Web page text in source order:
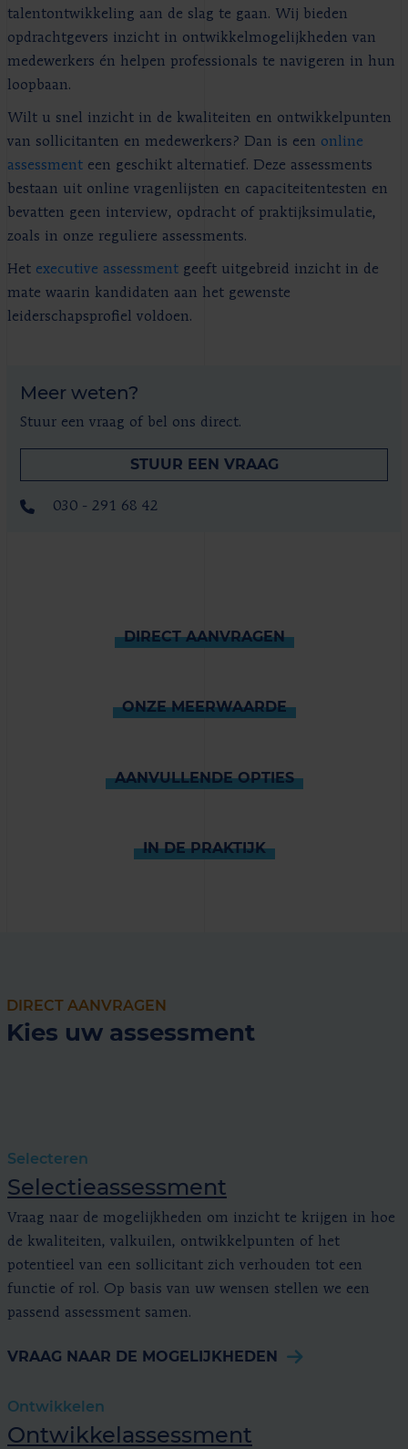
talentontwikkeling aan de slag te gaan. Wij bieden
opdrachtgevers inzicht in ontwikkelmogelijkheden van
medewerkers én helpen professionals te navigeren in hun
loopbaan.
Wilt u snel inzicht in de kwaliteiten en ontwikkelpunten
van sollicitanten en medewerkers? Dan is een online
assessment een geschikt alternatief. Deze assessments
bestaan uit online vragenlijsten en capaciteitentesten en
bevatten geen interview, opdracht of praktijksimulatie,
zoals in onze reguliere assessments.
Het executive assessment geeft uitgebreid inzicht in de
mate waarin kandidaten aan het gewenste
leiderschapsprofiel voldoen.
Meer weten?
Stuur een vraag of bel ons direct.
STUUR EEN VRAAG
030 - 291 68 42
DIRECT AANVRAGEN
ONZE MEERWAARDE
AANVULLENDE OPTIES
IN DE PRAKTIJK
DIRECT AANVRAGEN
Kies uw assessment
Selecteren
Selectieassessment
Vraag naar de mogelijkheden om inzicht te krijgen in hoe
de kwaliteiten, valkuilen, ontwikkelpunten of het
potentieel van een sollicitant zich verhouden tot een
functie of rol. Op basis van uw wensen stellen we een
passend assessment samen.
VRAAG NAAR DE MOGELIJKHEDEN
Ontwikkelen
Ontwikkelassessment